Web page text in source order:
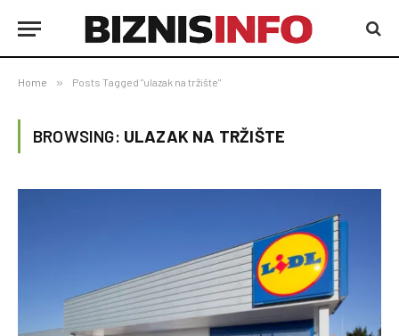
Home » Posts Tagged "ulazak na tržište"
BROWSING: ULAZAK NA TRŽIŠTE